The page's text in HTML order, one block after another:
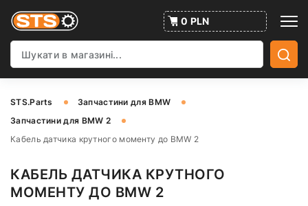
0 PLN
STS.Parts
Запчастини для BMW
Запчастини для BMW 2
Кабель датчика крутного моменту до BMW 2
КАБЕЛЬ ДАТЧИКА КРУТНОГО
МОМЕНТУ ДО BMW 2